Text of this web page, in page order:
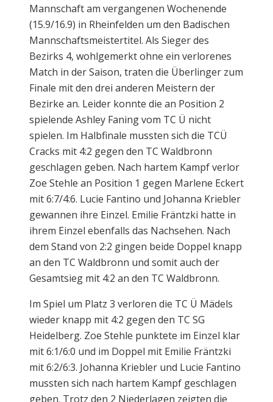
Mannschaft am vergangenen Wochenende
(15.9/16.9) in Rheinfelden um den Badischen
Mannschaftsmeistertitel. Als Sieger des
Bezirks 4, wohlgemerkt ohne ein verlorenes
Match in der Saison, traten die Überlinger zum
Finale mit den drei anderen Meistern der
Bezirke an. Leider konnte die an Position 2
spielende Ashley Faning vom TC Ü nicht
spielen. Im Halbfinale mussten sich die TCÜ
Cracks mit 4:2 gegen den TC Waldbronn
geschlagen geben. Nach hartem Kampf verlor
Zoe Stehle an Position 1 gegen Marlene Eckert
mit 6:7/4:6. Lucie Fantino und Johanna Kriebler
gewannen ihre Einzel. Emilie Fräntzki hatte in
ihrem Einzel ebenfalls das Nachsehen. Nach
dem Stand von 2:2 gingen beide Doppel knapp
an den TC Waldbronn und somit auch der
Gesamtsieg mit 4:2 an den TC Waldbronn.
Im Spiel um Platz 3 verloren die TC Ü Mädels
wieder knapp mit 4:2 gegen den TC SG
Heidelberg. Zoe Stehle punktete im Einzel klar
mit 6:1/6:0 und im Doppel mit Emilie Fräntzki
mit 6:2/6:3. Johanna Kriebler und Lucie Fantino
mussten sich nach hartem Kampf geschlagen
geben. Trotz den 2 Niederlagen zeigten die